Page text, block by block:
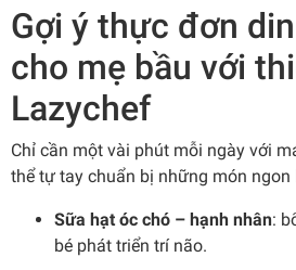
Gợi ý thực đơn
cho mẹ bầu với
Lazychef
Chỉ cần một vài phút mỗi ngày với
thể tự tay chuẩn bị những món
Sữa hạt óc chó – hạnh nhân:
bé phát triển trí não.